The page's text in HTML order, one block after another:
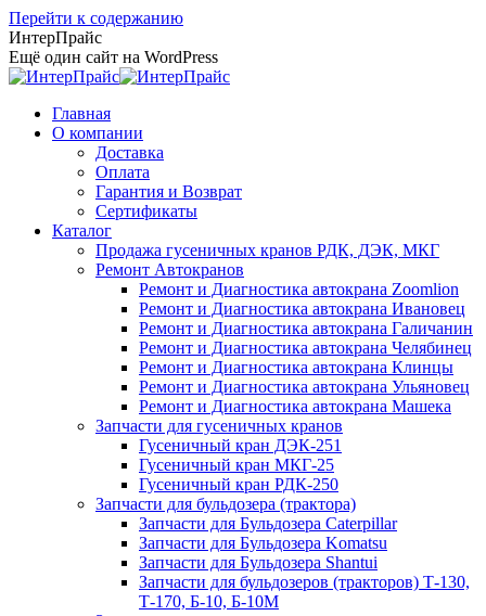
Перейти к содержанию
ИнтерПрайс
Ещё один сайт на WordPress
Главная
О компании
Доставка
Оплата
Гарантия и Возврат
Сертификаты
Каталог
Продажа гусеничных кранов РДК, ДЭК, МКГ
Ремонт Автокранов
Ремонт и Диагностика автокрана Zoomlion
Ремонт и Диагностика автокрана Ивановец
Ремонт и Диагностика автокрана Галичанин
Ремонт и Диагностика автокрана Челябинец
Ремонт и Диагностика автокрана Клинцы
Ремонт и Диагностика автокрана Ульяновец
Ремонт и Диагностика автокрана Машека
Запчасти для гусеничных кранов
Гусеничный кран ДЭК-251
Гусеничный кран МКГ-25
Гусеничный кран РДК-250
Запчасти для бульдозера (трактора)
Запчасти для Бульдозера Caterpillar
Запчасти для Бульдозера Komatsu
Запчасти для Бульдозера Shantui
Запчасти для бульдозеров (тракторов) Т-130,
Т-170, Б-10, Б-10М